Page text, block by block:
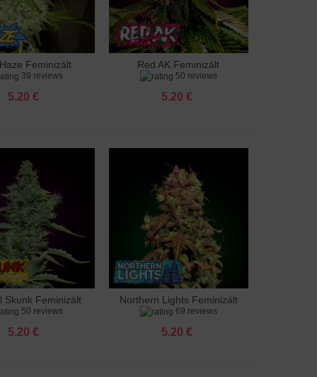
a kosárhoz
Feminizált
39 reviews
5.20 €
Hozzáadás a kosárhoz
Red AK Feminizált
50 reviews
5.20 €
a kosárhoz
Skunk Feminizált
50 reviews
5.20 €
Hozzáadás a kosárhoz
Northern Lights Feminizált
69 reviews
5.20 €